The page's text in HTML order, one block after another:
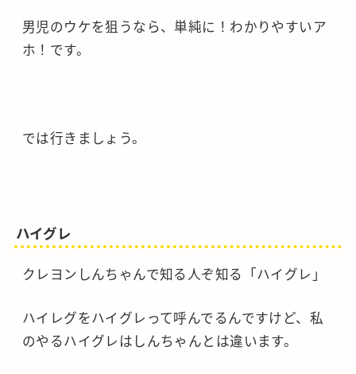
男児のウケを狙うなら、単純に！わかりやすいア
ホ！です。
では行きましょう。
ハイグレ
クレヨンしんちゃんで知る人ぞ知る「ハイグレ」
ハイレグをハイグレって呼んでるんですけど、私
のやるハイグレはしんちゃんとは違います。